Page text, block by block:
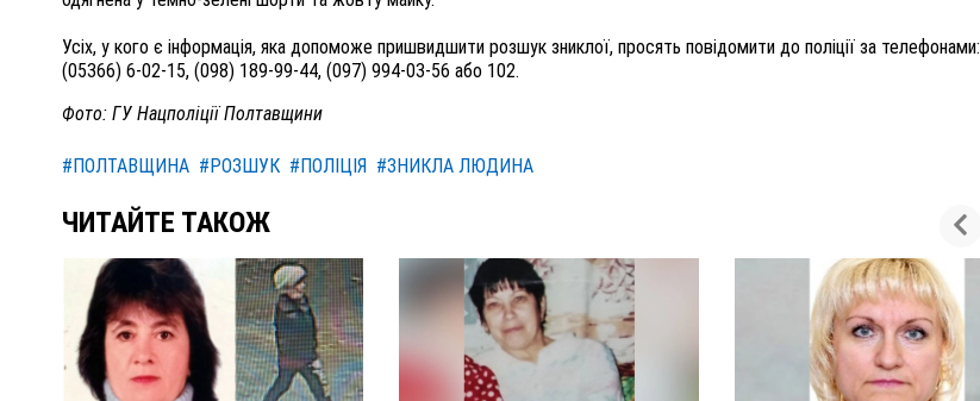
Усіх, у кого є інформація, яка допоможе пришвидшити розшук зниклої, просять повідомити до поліції за телефонами:
(05366) 6-02-15, (098) 189-99-44, (097) 994-03-56 або 102.
Фото: ГУ Нацполіції Полтавщини
#ПОЛТАВЩИНА #РОЗШУК #ПОЛІЦІЯ #ЗНИКЛА ЛЮДИНА
ЧИТАЙТЕ ТАКОЖ